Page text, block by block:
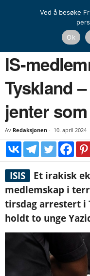
IS-
IS-
Tyskland
jenter
Av Redaksjonen - 10. april 2024
ISIS
Et irakisk
medlemskap i
tirsdag arrestert i
holdt to unge
Ved å besøke
Ok